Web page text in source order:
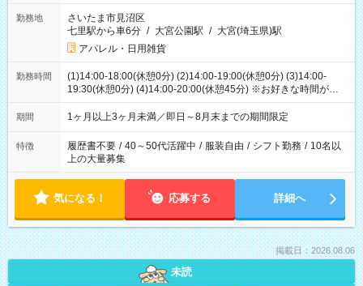
勤務地
さいたま市見沼区
七里駅から車6分 / 大宮公園駅 / 大宮(埼玉県)駅
アパレル・日用雑貨
勤務時間
(1)14:00-18:00(休憩0分) (2)14:00-19:00(休憩0分) (3)14:00-
19:30(休憩0分) (4)14:00-20:00(休憩45分) ※お好きな時間が選べ
ます
期間 1ヶ月以上3ヶ月未満／即日～8月末までの期間限定
特徴 履歴書不要 / 40～50代活躍中 / 服装自由 / シフト勤務 / 10名以
上の大量募集
気になる！ 応募する 詳細へ
掲載日：2026.08.06
未読